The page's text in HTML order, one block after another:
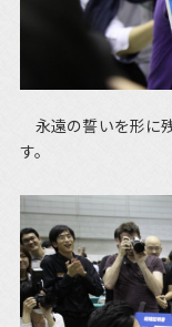
永遠の誓いを形に
す。